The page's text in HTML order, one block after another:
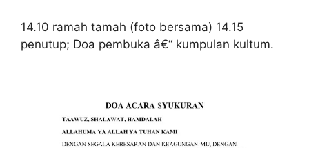
14.10 ramah tamah (foto bersama) 14.15
penutup; Doa pembuka â€“ kumpulan kultum.